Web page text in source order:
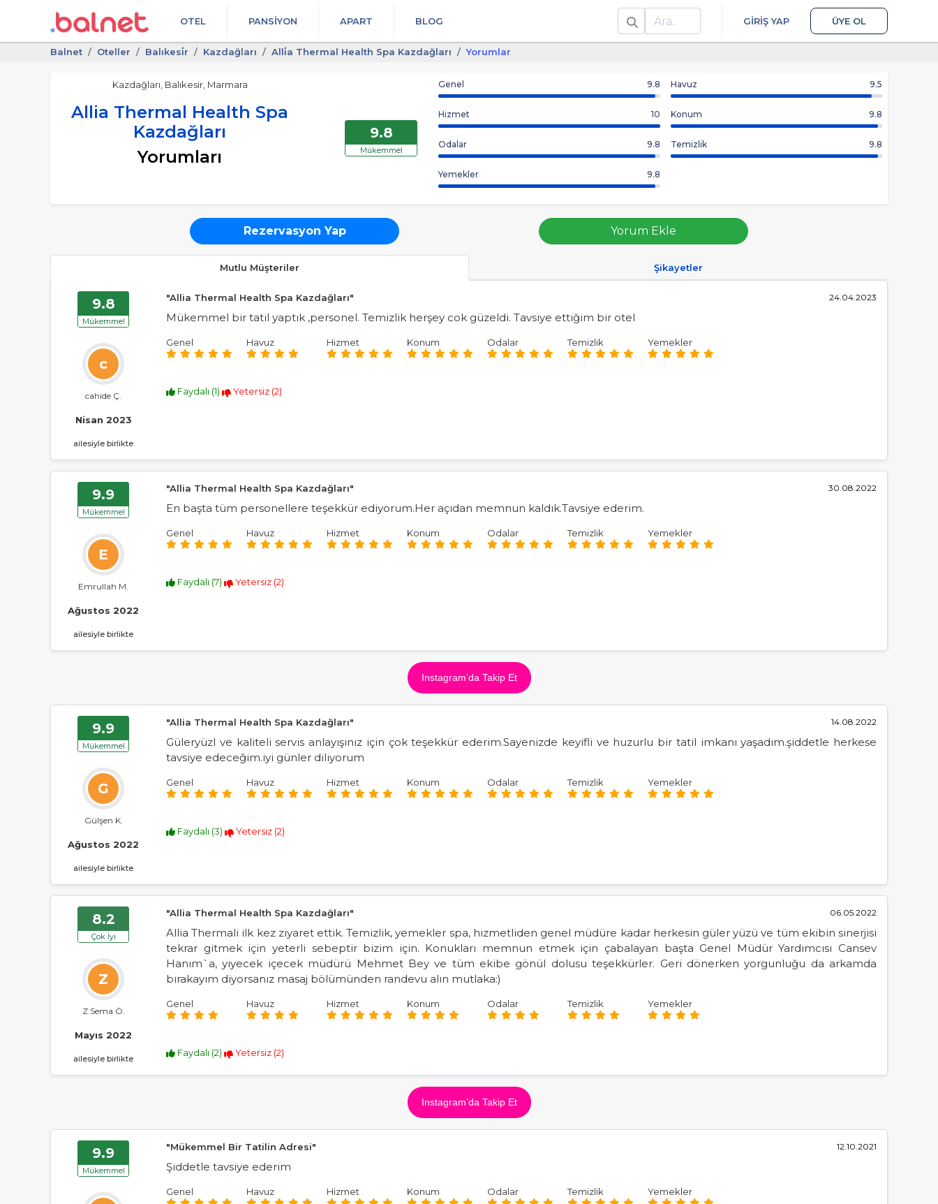
OTEL PANSIYON APART BLOG
Ara
GIRIŞ YAP ÜYE OL
Balnet Oteller Balıkesi̇r Kazdağları Alli̇a Thermal Health Spa Kazdağları Yorumlar
Kazdağları, Balıkesir, Marmara
Allia Thermal Health Spa
Kazdağları
Yorumları
9.8
Mükemmel
Genel 9.8 Havuz 9.5
Hizmet 10 Konum 9.8
Odalar 9.8 Temizlik 9.8
Yemekler 9.8
Rezervasyon Yap Yorum Ekle
Mutlu Müşteriler Şikayetler
9.8
Mükemmel
c
cahide Ç.
Nisan 2023
ailesiyle birlikte
"Allia Thermal Health Spa Kazdağları" 24.04.2023
Mükemmel bir tatil yaptık ,personel. Temizlik herşey cok güzeldi. Tavsiye ettiğim bir otel
Genel Havuz Hizmet Konum Odalar Temizlik Yemekler
Faydalı (1) Yetersiz (2)
9.9
Mükemmel
E
Emrullah M.
Ağustos 2022
ailesiyle birlikte
"Allia Thermal Health Spa Kazdağları" 30.08.2022
En başta tüm personellere teşekkür ediyorum.Her açıdan memnun kaldık.Tavsiye ederim.
Genel Havuz Hizmet Konum Odalar Temizlik Yemekler
Faydalı (7) Yetersiz (2)
Instagram’da Takip Et
9.9
Mükemmel
G
Gülşen K.
Ağustos 2022
ailesiyle birlikte
"Allia Thermal Health Spa Kazdağları" 14.08.2022
Güleryüzl ve kaliteli servis anlayışınız için çok teşekkür ederim.Sayenizde keyifli ve huzurlu bir tatil imkanı yaşadım.şiddetle herkese
tavsiye edeceğim.iyi günler diliyorum
Genel Havuz Hizmet Konum Odalar Temizlik Yemekler
Faydalı (3) Yetersiz (2)
8.2
Çok İyi
Z
Z.Sema Ö.
Mayıs 2022
ailesiyle birlikte
"Allia Thermal Health Spa Kazdağları" 06.05.2022
Allia Thermali ilk kez ziyaret ettik. Temizlik, yemekler spa, hizmetliden genel müdüre kadar herkesin güler yüzü ve tüm ekibin sinerjisi
tekrar gitmek için yeterli sebeptir bizim için. Konukları memnun etmek için çabalayan başta Genel Müdür Yardımcısı Cansev
Hanım`a, yiyecek içecek müdürü Mehmet Bey ve tüm ekibe gönül dolusu teşekkürler. Geri dönerken yorgunluğu da arkamda
bırakayım diyorsanız masaj bölümünden randevu alın mutlaka:)
Genel Havuz Hizmet Konum Odalar Temizlik Yemekler
Faydalı (2) Yetersiz (2)
Instagram’da Takip Et
9.9
Mükemmel
"Mükemmel Bir Tatilin Adresi" 12.10.2021
Şiddetle tavsiye ederim
Genel Havuz Hizmet Konum Odalar Temizlik Yemekler